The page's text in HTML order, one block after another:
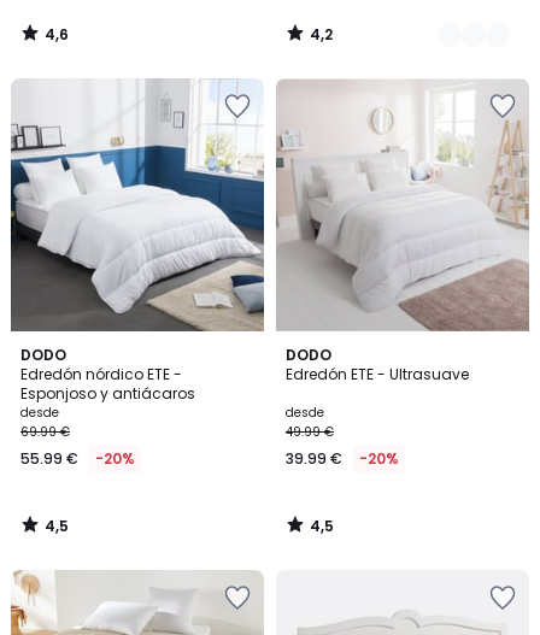
4,6
/
4,2
/
DODO
Edredón nórdico ETE -
Esponjoso y antiácaros
desde
69.99 €
55.99 € -20%
4,5
/ 5
4,5
/
DODO
Edredón ETE - Ultrasuave
desde
49.99 €
39.99 € -20%
4,5
/ 5
4,5
/